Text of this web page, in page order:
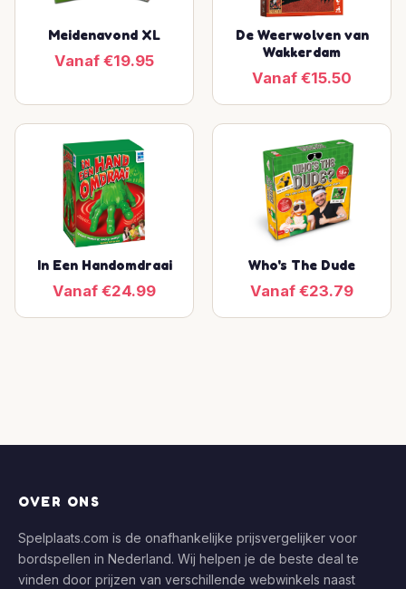
Meidenavond XL
Vanaf €19.95
De Weerwolven van
Wakkerdam
Vanaf €15.50
In Een Handomdraai
Vanaf €24.99
Who's The Dude
Vanaf €23.79
OVER ONS
Spelplaats.com is de onafhankelijke prijsvergelijker voor
bordspellen in Nederland. Wij helpen je de beste deal te
vinden door prijzen van verschillende webwinkels naast